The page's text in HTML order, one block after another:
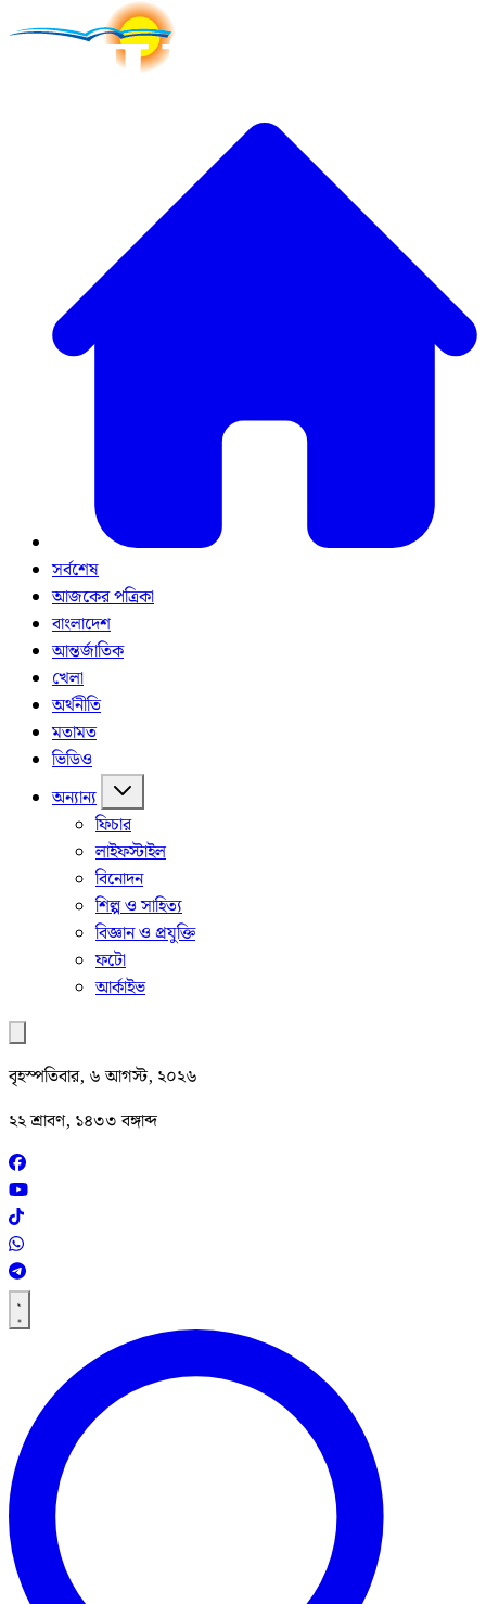
সর্বশেষ
আজকের পত্রিকা
বাংলাদেশ
আন্তর্জাতিক
খেলা
অর্থনীতি
মতামত
ভিডিও
অন্যান্য
ফিচার
লাইফস্টাইল
বিনোদন
শিল্প ও সাহিত্য
বিজ্ঞান ও প্রযুক্তি
ফটো
আর্কাইভ
বৃহস্পতিবার, ৬ আগস্ট, ২০২৬
২২ শ্রাবণ, ১৪৩৩ বঙ্গাব্দ